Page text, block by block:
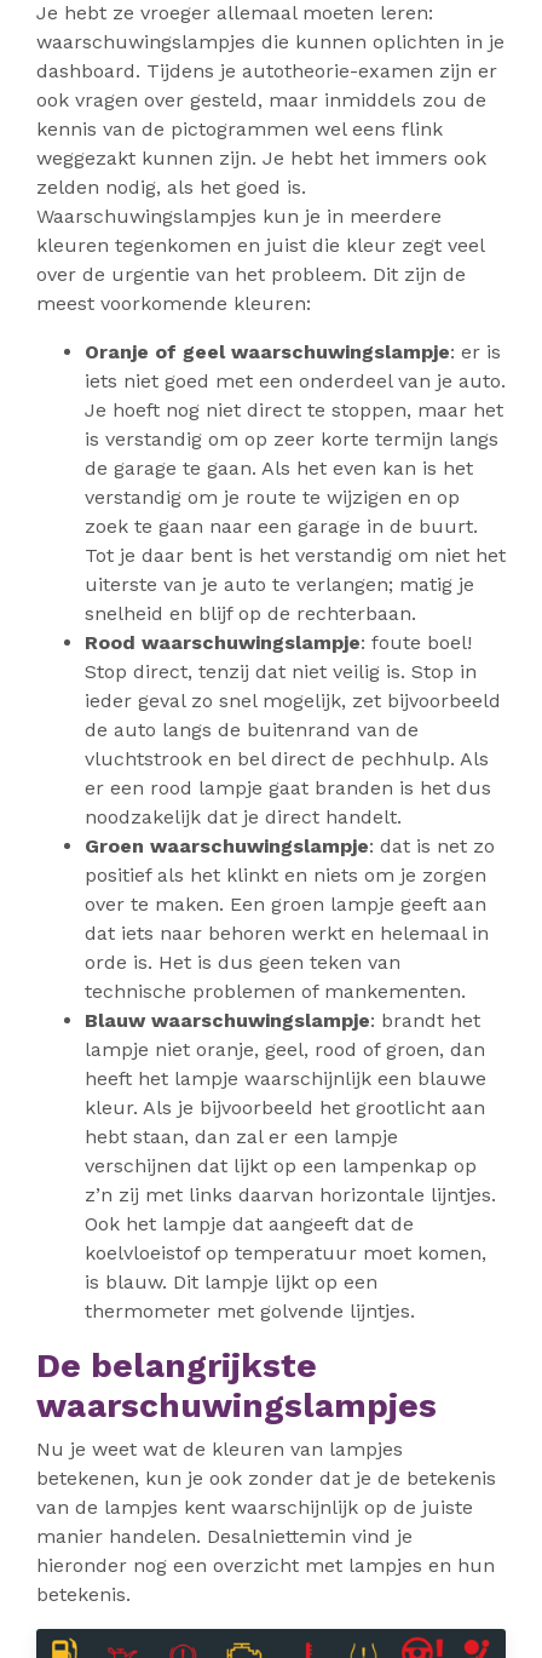
Je hebt ze vroeger allemaal moeten leren:
waarschuwingslampjes die kunnen oplichten in je
dashboard. Tijdens je autotheorie-examen zijn er
ook vragen over gesteld, maar inmiddels zou de
kennis van de pictogrammen wel eens flink
weggezakt kunnen zijn. Je hebt het immers ook
zelden nodig, als het goed is.
Waarschuwingslampjes kun je in meerdere
kleuren tegenkomen en juist die kleur zegt veel
over de urgentie van het probleem. Dit zijn de
meest voorkomende kleuren:
Oranje of geel waarschuwingslampje: er is
iets niet goed met een onderdeel van je auto.
Je hoeft nog niet direct te stoppen, maar het
is verstandig om op zeer korte termijn langs
de garage te gaan. Als het even kan is het
verstandig om je route te wijzigen en op
zoek te gaan naar een garage in de buurt.
Tot je daar bent is het verstandig om niet het
uiterste van je auto te verlangen; matig je
snelheid en blijf op de rechterbaan.
Rood waarschuwingslampje: foute boel!
Stop direct, tenzij dat niet veilig is. Stop in
ieder geval zo snel mogelijk, zet bijvoorbeeld
de auto langs de buitenrand van de
vluchtstrook en bel direct de pechhulp. Als
er een rood lampje gaat branden is het dus
noodzakelijk dat je direct handelt.
Groen waarschuwingslampje: dat is net zo
positief als het klinkt en niets om je zorgen
over te maken. Een groen lampje geeft aan
dat iets naar behoren werkt en helemaal in
orde is. Het is dus geen teken van
technische problemen of mankementen.
Blauw waarschuwingslampje: brandt het
lampje niet oranje, geel, rood of groen, dan
heeft het lampje waarschijnlijk een blauwe
kleur. Als je bijvoorbeeld het grootlicht aan
hebt staan, dan zal er een lampje
verschijnen dat lijkt op een lampenkap op
z’n zij met links daarvan horizontale lijntjes.
Ook het lampje dat aangeeft dat de
koelvloeistof op temperatuur moet komen,
is blauw. Dit lampje lijkt op een
thermometer met golvende lijntjes.
De belangrijkste
waarschuwingslampjes
Nu je weet wat de kleuren van lampjes
betekenen, kun je ook zonder dat je de betekenis
van de lampjes kent waarschijnlijk op de juiste
manier handelen. Desalniettemin vind je
hieronder nog een overzicht met lampjes en hun
betekenis.